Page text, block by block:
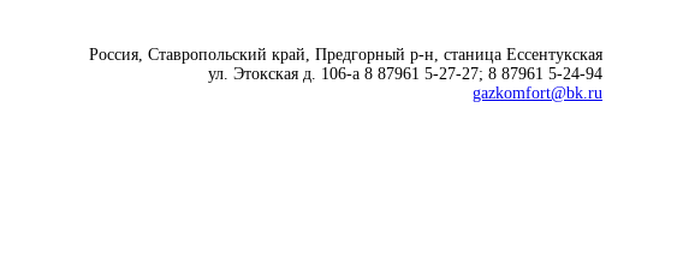
Россия, Ставропольский край, Предгорный р-н, cтаница Ессентукская
ул. Этокская д. 106-а 8 87961 5-27-27; 8 87961 5-24-94
gazkomfort@bk.ru